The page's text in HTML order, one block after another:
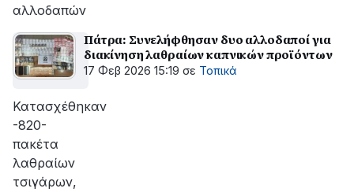
αλλοδαπών
Πάτρα: Συνελήφθησαν δυο αλλοδαποί για
διακίνηση λαθραίων καπνικών προϊόντων
17 Φεβ 2026 15:19 σε Τοπικά
Κατασχέθηκαν
-820-
πακέτα
λαθραίων
τσιγάρων,